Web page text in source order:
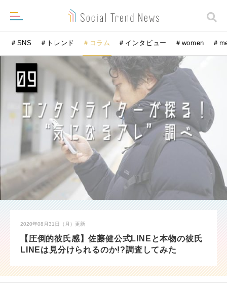
＃SNS ＃トレンド ＃コラム ＃インタビュー ＃women ＃
2020年08月31日（月） 更新
【圧倒的彼氏感】佐藤健公式LINEと本物の彼氏
LINEは見分けられるのか!?調査してみた